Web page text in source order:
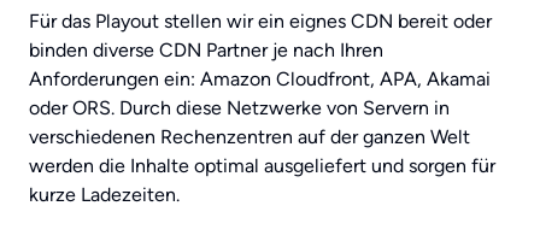
Für das Playout stellen wir ein eignes CDN bereit oder
binden diverse CDN Partner je nach Ihren
Anforderungen ein: Amazon Cloudfront, APA, Akamai
oder ORS. Durch diese Netzwerke von Servern in
verschiedenen Rechenzentren auf der ganzen Welt
werden die Inhalte optimal ausgeliefert und sorgen für
kurze Ladezeiten.